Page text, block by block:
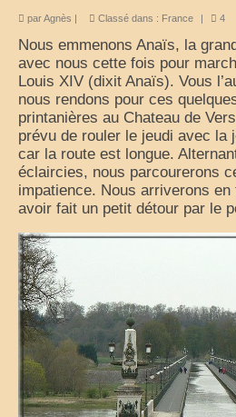
Notre matériel
nos compagnons
Nos Vadrouilles
France
nos sorties classées par
Europe
Nos voyages classés par
Monde
Polynésie française
parAgnès | Classé dans : France | 4
Nous emmenons Anaïs, la
avec nous cette fois pour
Louis XIV (dixit Anaïs). Vous
nous rendons pour ces
printanières au Chateau de
prévu de rouler le jeudi avec la
car la route est longue.
éclaircies, nous parcourerons
impatience. Nous arriverons en
avoir fait un petit détour par le